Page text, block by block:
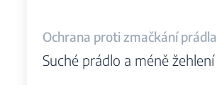
Ochrana proti zmačkání prádla
Suché prádlo a méně žehlení